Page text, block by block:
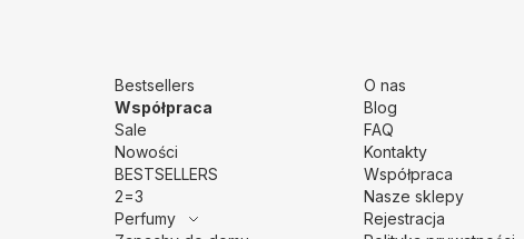
Bestsellers
Współpraca
Sale
Nowości
BESTSELLERS
2=3
Perfumy
O nas
Blog
FAQ
Kontakty
Współpraca
Nasze sklepy
Rejestracja